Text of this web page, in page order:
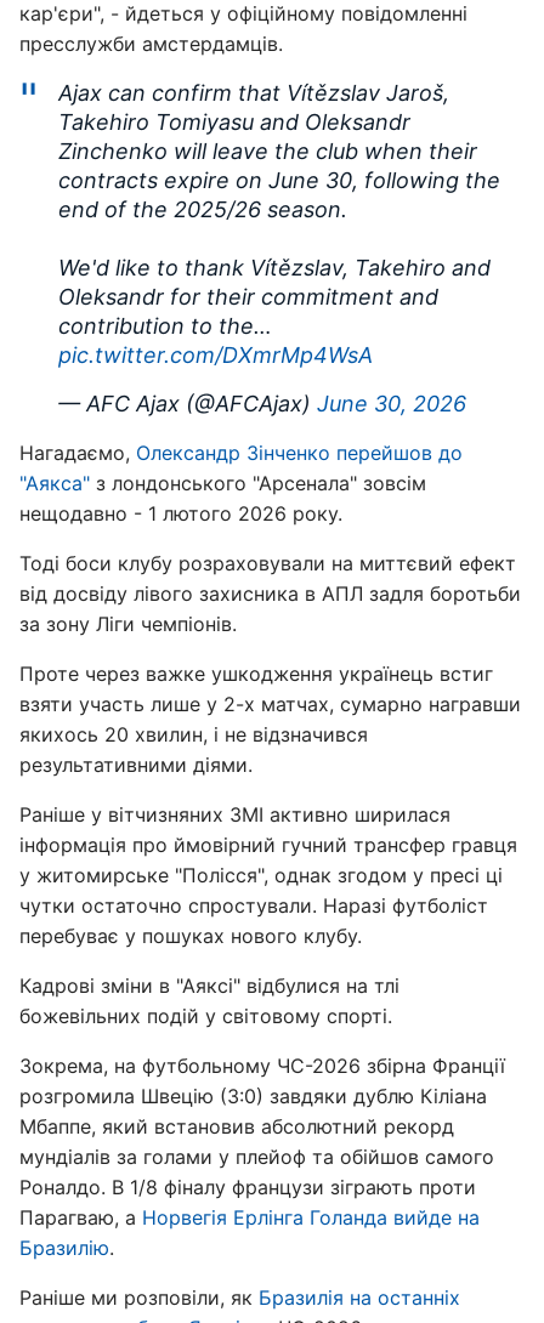
кар'єри", - йдеться у офіційному повідомленні
пресслужби амстердамців.
Ajax can confirm that Vítězslav Jaroš,
Takehiro Tomiyasu and Oleksandr
Zinchenko will leave the club when their
contracts expire on June 30, following the
end of the 2025/26 season.
We'd like to thank Vítězslav, Takehiro and
Oleksandr for their commitment and
contribution to the…
pic.twitter.com/DXmrMp4WsA
— AFC Ajax (@AFCAjax) June 30, 2026
Нагадаємо, Олександр Зінченко перейшов до
"Аякса" з лондонського "Арсенала" зовсім
нещодавно - 1 лютого 2026 року.
Тоді боси клубу розраховували на миттєвий ефект
від досвіду лівого захисника в АПЛ задля боротьби
за зону Ліги чемпіонів.
Проте через важке ушкодження українець встиг
взяти участь лише у 2-х матчах, сумарно награвши
якихось 20 хвилин, і не відзначився
результативними діями.
Раніше у вітчизняних ЗМІ активно ширилася
інформація про ймовірний гучний трансфер гравця
у житомирське "Полісся", однак згодом у пресі ці
чутки остаточно спростували. Наразі футболіст
перебуває у пошуках нового клубу.
Кадрові зміни в "Аяксі" відбулися на тлі
божевільних подій у світовому спорті.
Зокрема, на футбольному ЧС-2026 збірна Франції
розгромила Швецію (3:0) завдяки дублю Кіліана
Мбаппе, який встановив абсолютний рекорд
мундіалів за голами у плейоф та обійшов самого
Роналдо. В 1/8 фіналу французи зіграють проти
Парагваю, а Норвегія Ерлінга Голанда вийде на
Бразилію.
Раніше ми розповіли, як Бразилія на останніх